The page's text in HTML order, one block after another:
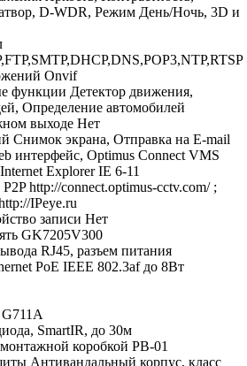
D-WDR, Режим День/Ночь, 3D и
Onvif
функции Детектор движения,
Определение автомобилей
выходе Нет
Снимок экрана, Отправка на E-mail
интерфейс, Optimus Connect VMS
Explorer IE 6-11
http://connect.optimus-cctv.com/ ;
IPeye.ru
записи Нет
GK7205V300
RJ45, разъем питания
PoE IEEE 802.3af до 8Вт
G711A
SmartIR, до 30м
коробкой PB-01
Антивандальный корпус, класс